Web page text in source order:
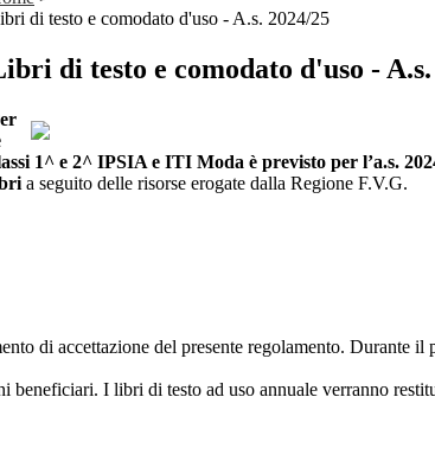
di testo e comodato d'uso - A.s. 2024/25
di testo e comodato d'uso - A.s.
1^ e 2^ IPSIA e ITI Moda è previsto per l’a.s.
a seguito delle risorse erogate dalla Regione F.V.G.
di accettazione del presente regolamento. Durante il
I libri di testo ad uso annuale verranno